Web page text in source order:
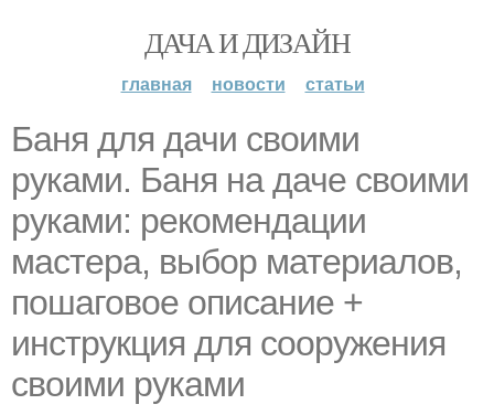
ДАЧА И ДИЗАЙН
главная новости статьи
Баня для дачи своими
руками. Баня на даче своими
руками: рекомендации
мастера, выбор материалов,
пошаговое описание +
инструкция для сооружения
своими руками